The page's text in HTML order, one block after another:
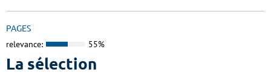
PAGES
relevance: 55%
La sélection